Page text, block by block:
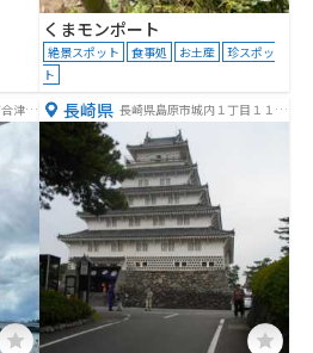
くまモンポート
絶景スポット 食事処 お土産
珍スポッ
ト
津北
長崎県 長崎県島原市城内１丁目１１８
３−１